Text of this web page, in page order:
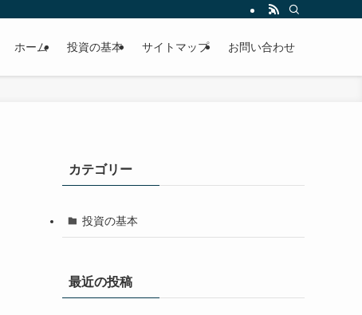
ホーム 投資の基本 サイトマップ お問い合わせ
カテゴリー
投資の基本
最近の投稿